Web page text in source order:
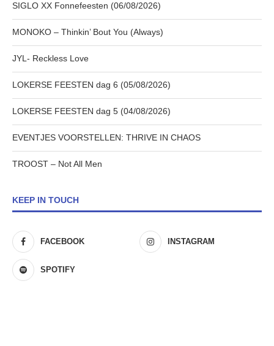
SIGLO XX Fonnefeesten (06/08/2026)
MONOKO – Thinkin’ Bout You (Always)
JYL- Reckless Love
LOKERSE FEESTEN dag 6 (05/08/2026)
LOKERSE FEESTEN dag 5 (04/08/2026)
EVENTJES VOORSTELLEN: THRIVE IN CHAOS
TROOST – Not All Men
KEEP IN TOUCH
FACEBOOK INSTAGRAM
SPOTIFY